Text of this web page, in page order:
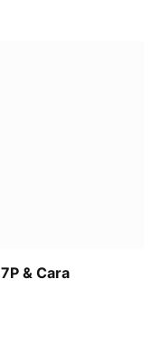
& Cara